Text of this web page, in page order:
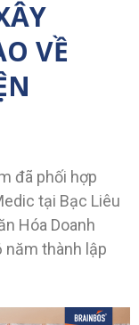
VỀ
đã phối hợp
tại Bạc Liêu
Hóa Doanh
năm thành lập